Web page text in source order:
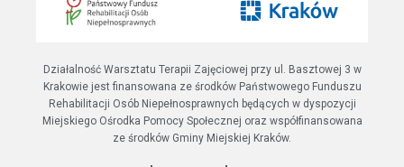
Działalność Warsztatu Terapii Zajęciowej przy ul. Basztowej 3 w
Krakowie jest finansowana ze środków Państwowego Funduszu
Rehabilitacji Osób Niepełnosprawnych będących w dyspozycji
Miejskiego Ośrodka Pomocy Społecznej oraz współfinansowana
ze środków Gminy Miejskiej Kraków.